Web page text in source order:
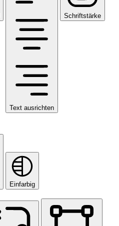
Text ausrichten
Schriftstärke
Einfarbig